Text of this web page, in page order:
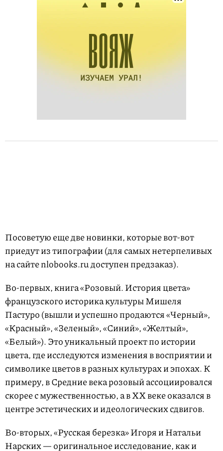
Посоветую еще две новинки, которые вот-вот
приедут из типографии (для самых нетерпеливых
на сайте nlobooks.ru доступен предзаказ).
Во-первых, книга «Розовый. История цвета»
французского историка культуры Мишеля
Пастуро (вышли и успешно продаются «Черный»,
«Красный», «Зеленый», «Синий», «Желтый»,
«Белый»). Это уникальный проект по истории
цвета, где исследуются изменения в восприятии и
символике цветов в разных культурах и эпохах. К
примеру, в Средние века розовый ассоциировался
скорее с мужественностью, а в XX веке оказался в
центре эстетических и идеологических сдвигов.
Во-вторых, «Русская березка» Игоря и Натальи
Нарских — оригинальное исследование, как и